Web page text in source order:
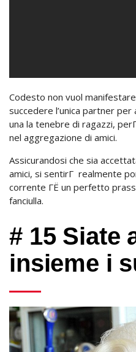
Codesto non vuol
succedere l’unica partner
una la tenebre di ragazzi,
nel aggregazione di amici.
Assicurandosi che sia
amici, si sentirГ realmente
corrente ГЁ un perfetto
fanciulla.
# 15 Siate
insieme i